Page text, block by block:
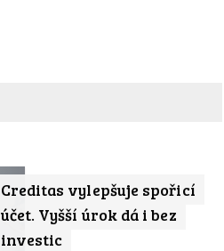
Creditas vylepšuje spořicí
účet. Vyšší úrok dá i bez
investic